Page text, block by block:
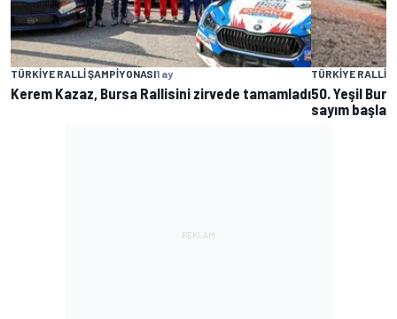
TÜRKIYE RALLI ŞAMPIYONASI1 ay
Kerem Kazaz, Bursa Rallisini zirvede tamamladı
TÜRKIYE RALLI
50. Yeşil
sayım